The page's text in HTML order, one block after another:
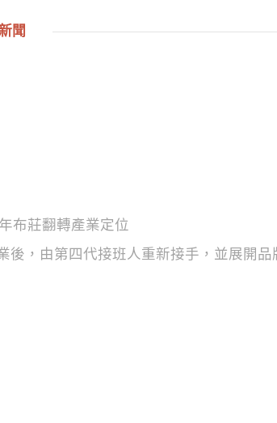
聞
布莊翻轉產業定位
後，由第四代接班人重新接手，並展開品